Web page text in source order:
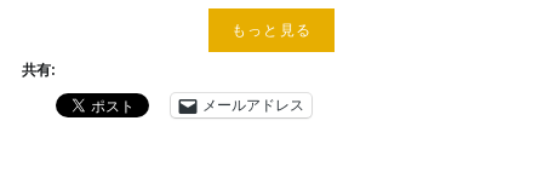
もっと見る
共有:
メールアドレス